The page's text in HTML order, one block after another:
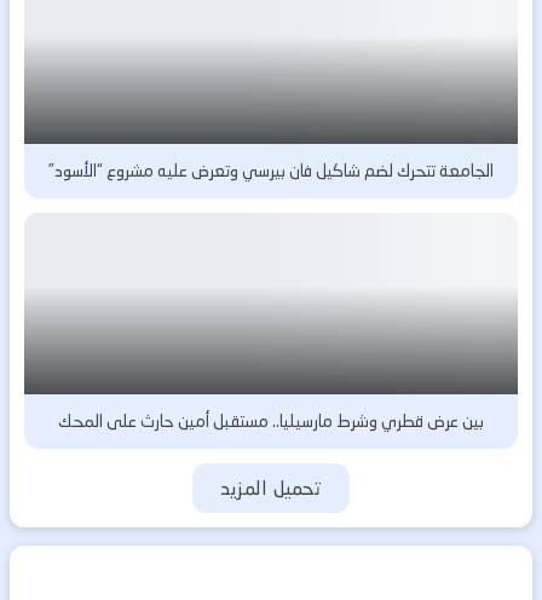
الجامعة تتحرك لضم شاكيل فان بيرسي وتعرض عليه مشروع “الأسود”
بين عرض قطري وشرط مارسيليا.. مستقبل أمين حارث على المحك
تحميل المزيد